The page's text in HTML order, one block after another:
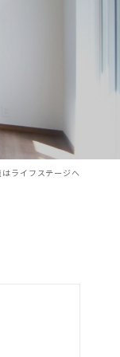
ライフステージへ